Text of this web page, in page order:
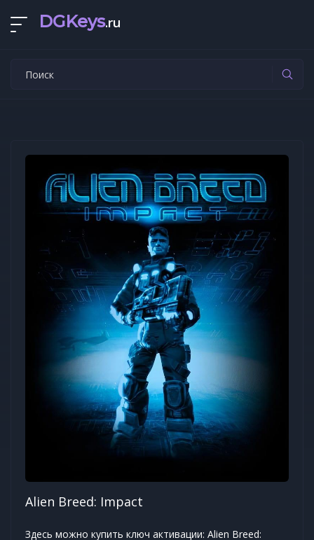
DGKeys.ru
Alien Breed: Impact
Здесь можно купить ключ активации: Alien Breed: